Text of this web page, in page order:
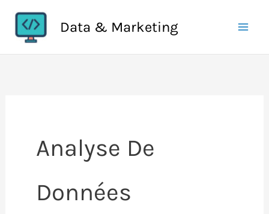
contenu
Data & Marketing
Analyse De
Données